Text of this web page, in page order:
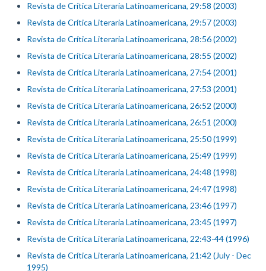
Revista de Crítica Literaria Latinoamericana, 29:58 (2003)
Revista de Crítica Literaria Latinoamericana, 29:57 (2003)
Revista de Crítica Literaria Latinoamericana, 28:56 (2002)
Revista de Crítica Literaria Latinoamericana, 28:55 (2002)
Revista de Crítica Literaria Latinoamericana, 27:54 (2001)
Revista de Crítica Literaria Latinoamericana, 27:53 (2001)
Revista de Crítica Literaria Latinoamericana, 26:52 (2000)
Revista de Crítica Literaria Latinoamericana, 26:51 (2000)
Revista de Crítica Literaria Latinoamericana, 25:50 (1999)
Revista de Crítica Literaria Latinoamericana, 25:49 (1999)
Revista de Crítica Literaria Latinoamericana, 24:48 (1998)
Revista de Crítica Literaria Latinoamericana, 24:47 (1998)
Revista de Crítica Literaria Latinoamericana, 23:46 (1997)
Revista de Crítica Literaria Latinoamericana, 23:45 (1997)
Revista de Crítica Literaria Latinoamericana, 22:43-44 (1996)
Revista de Crítica Literaria Latinoamericana, 21:42 (July - Dec
1995)